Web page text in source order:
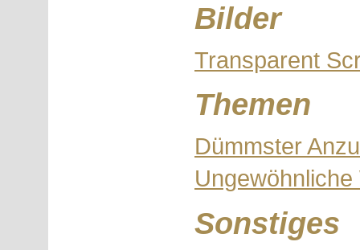
Bilder
Transparent
Themen
Dümmster
Sonstiges